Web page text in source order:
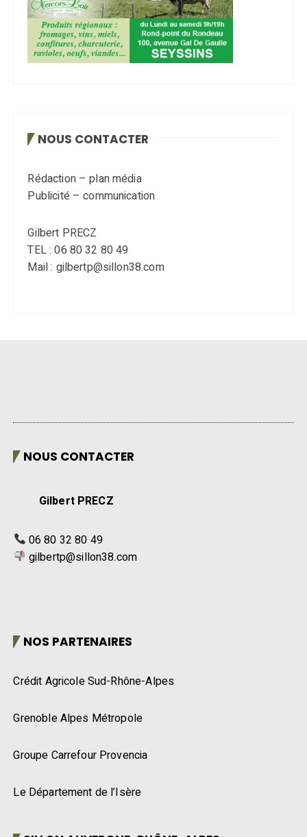
NOUS CONTACTER
Rédaction – plan média
Publicité – communication
Gilbert PRECZ
TEL : 06 80 32 80 49
Mail : gilbertp@sillon38.com
NOUS CONTACTER
Gilbert PRECZ
06 80 32 80 49
gilbertp@sillon38.com
NOS PARTENAIRES
Crédit Agricole Sud-Rhône-Alpes
Grenoble Alpes Métropole
Groupe Carrefour Provencia
Le Département de l’Isère